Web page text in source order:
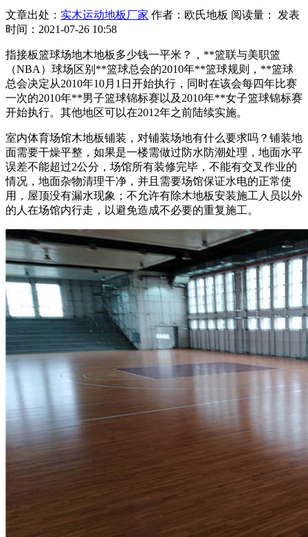
文章出处： 实木运动地板厂家 作者：欧氏地板 阅读量：
发表
时间：2021-07-26 10:58
指接板篮球场地木地板多少钱一平米？，**篮联与美职篮
（NBA）球场区别**篮球总会的2010年**篮球规则，**篮球
总会决定从2010年10月1日开始执行，同时在该会每四年比赛
一次的2010年**男子篮球锦标赛以及2010年**女子篮球锦标赛
开始执行。其他地区可以在2012年之前陆续实施。
室内体育场馆木地板铺装，对铺装场地有什么要求吗？铺装地
面需要干燥平整，如果是一楼需做过防水防潮处理，地面水平
误差不能超过2公分，场馆所有装修完毕，不能有交叉作业的
情况，地面杂物清理干净，并且需要场馆保证水电的正常使
用，屋顶没有漏水现象；不允许有除木地板安装施工人员以外
的人在场馆内行走，以避免造成不必要的重复施工。